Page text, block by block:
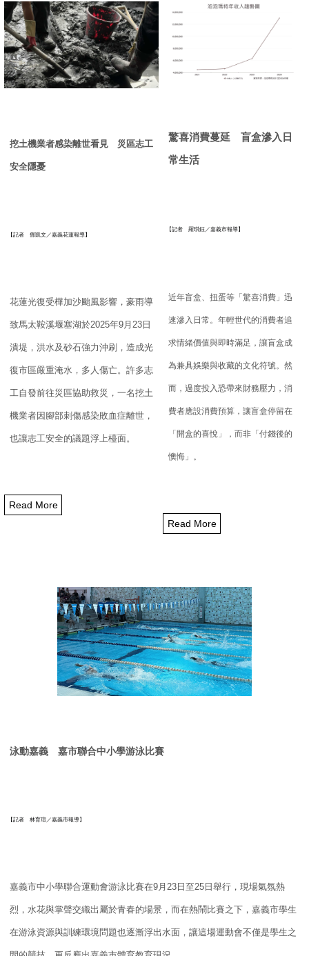
挖土機業者感染離世看見 災區志工
安全隱憂
【記者 鄧凱文／嘉義花蓮報導】
花蓮光復受樺加沙颱風影響，豪雨導
致馬太鞍溪堰塞湖於2025年9月 23 日
潰堤，洪水及砂石強力沖刷，造成光
復市區嚴重淹水， 多人傷亡。許多志
工自發前往災區協助救災， 一名挖土
機業者因腳部刺傷感染敗血症離世，
也讓志工安全的議題浮上檯面。
Read More
驚喜消費蔓延 盲盒滲入日
常生活
【記者 羅琪鈺／嘉義市報導】
近年盲盒、扭蛋等「驚喜消費」迅
速滲入日常。 年輕世代的消費者追
求情緒價值與即時滿足， 讓盲盒成
為兼具娛樂與收藏的文化符號。然
而， 過度投入恐帶來財務壓力，消
費者應設消費預算，讓盲盒停留在
「 開盒的喜悅」，而非「付錢後的
懊悔」。
Read More
泳動嘉義 嘉市聯合中小學游泳比賽
【記者 林育瑄／嘉義市報導】
嘉義市中小學聯合運動會游泳比賽在9月 23 日至25 日舉行， 現場氣氛熱
烈，水花與掌聲交織出屬於青春的場景， 而在熱鬧比賽之下， 嘉義市學生
在游泳資源與訓練環境問題也逐漸浮出水面， 讓這場運動會不僅是學生之